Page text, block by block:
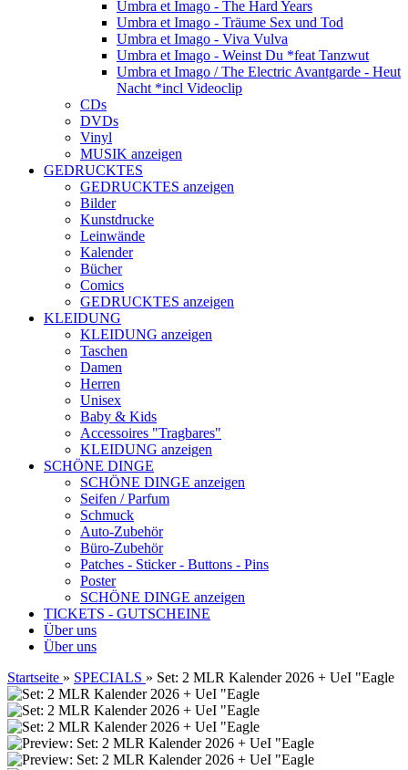
Umbra et Imago - The Hard Years
Umbra et Imago - Träume Sex und Tod
Umbra et Imago - Viva Vulva
Umbra et Imago - Weinst Du *feat Tanzwut
Umbra et Imago / The Electric Avantgarde - Heut
Nacht *incl Videoclip
CDs
DVDs
Vinyl
MUSIK anzeigen
GEDRUCKTES
GEDRUCKTES anzeigen
Bilder
Kunstdrucke
Leinwände
Kalender
Bücher
Comics
GEDRUCKTES anzeigen
KLEIDUNG
KLEIDUNG anzeigen
Taschen
Damen
Herren
Unisex
Baby & Kids
Accessoires "Tragbares"
KLEIDUNG anzeigen
SCHÖNE DINGE
SCHÖNE DINGE anzeigen
Seifen / Parfum
Schmuck
Auto-Zubehör
Büro-Zubehör
Patches - Sticker - Buttons - Pins
Poster
SCHÖNE DINGE anzeigen
TICKETS - GUTSCHEINE
Über uns
Über uns
Startseite » SPECIALS » Set: 2 MLR Kalender 2026 + UeI "Eagle